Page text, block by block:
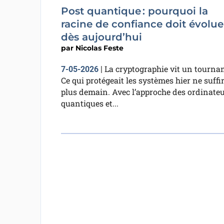
Post quantique : pourquoi la
racine de confiance doit
dès aujourd’hui
par Nicolas Feste
7-05-2026| La cryptographie vit un
Ce qui protégeait les systèmes hier ne
plus demain. Avec l’approche des
quantiques et...